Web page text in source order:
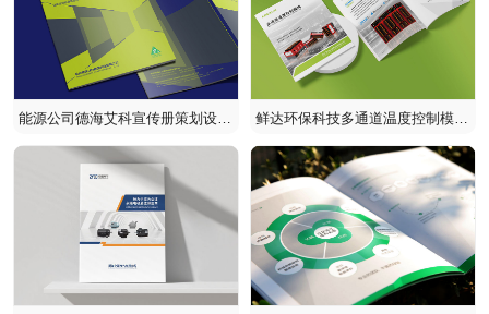
能源公司德海艾科宣传册策划设
计
鲜达环保科技多通道温度控制模块
宣传册设计